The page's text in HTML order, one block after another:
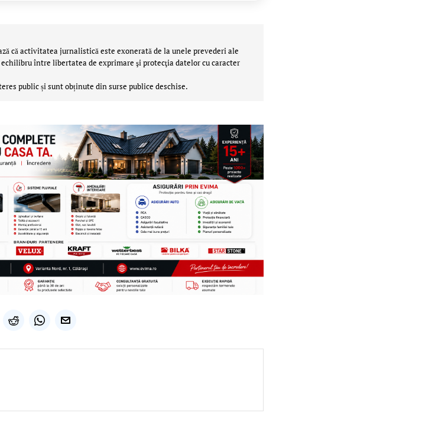
că activitatea jurnalistică este exonerată de la unele prevederi ale
echilibru între libertatea de exprimare şi protecţia datelor cu caracter
public și sunt obținute din surse publice deschise.